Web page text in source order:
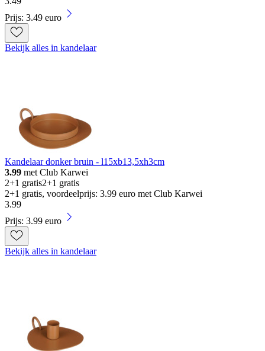
Prijs: 3.49 euro
Bekijk alles in kandelaar
Kandelaar donker bruin - l15xb13,5xh3cm
3.99 met Club Karwei
2+1 gratis2+1 gratis
2+1 gratis, voordeelprijs: 3.99 euro met Club Karwei
3.99
Prijs: 3.99 euro
Bekijk alles in kandelaar